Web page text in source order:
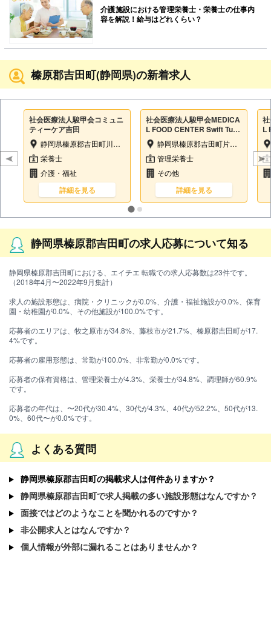
介護施設における管理栄養士・栄養士の仕事内
容を解説！給与はどれくらい？
榛原郡吉田町(静岡県)の新着求人
社会医療法人駿甲会コミュニ
ティーケア吉田
静岡県榛原郡吉田町川尻1700-1
栄養士
介護・福祉
詳細を見る
社会医療法人駿甲会MEDICA
L FOOD CENTER Swift Turtl
e Co.
静岡県榛原郡吉田町片岡770-1
管理栄養士
その他
詳細を見る
L
e
静岡県榛原郡吉田町の求人応募について知る
静岡県榛原郡吉田町における、エイチエ 転職での求人応募数は23件です。
（2018年4月〜2022年9月集計）
求人の施設形態は、病院・クリニックが0.0%、介護・福祉施設が0.0%、保育
園・幼稚園が0.0%、その他施設が100.0%です。
応募者のエリアは、牧之原市が34.8%、藤枝市が21.7%、榛原郡吉田町が17.
4%です。
応募者の雇用形態は、常勤が100.0%、非常勤が0.0%です。
応募者の保有資格は、管理栄養士が4.3%、栄養士が34.8%、調理師が60.9%
です。
応募者の年代は、〜20代が30.4%、30代が4.3%、40代が52.2%、50代が13.
0%、60代〜が0.0%です。
よくある質問
静岡県榛原郡吉田町の掲載求人は何件ありますか？
静岡県榛原郡吉田町で求人掲載の多い施設形態はなんですか？
面接ではどのようなことを聞かれるのですか？
非公開求人とはなんですか？
個人情報が外部に漏れることはありませんか？